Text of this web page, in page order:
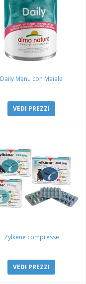
Daily Menu con Maiale
VEDI PREZZI
Zylkene compresse
VEDI PREZZI